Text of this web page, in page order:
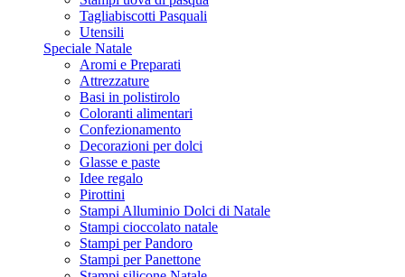
Tagliabiscotti Pasquali
Utensili
Speciale Natale
Aromi e Preparati
Attrezzature
Basi in polistirolo
Coloranti alimentari
Confezionamento
Decorazioni per dolci
Glasse e paste
Idee regalo
Pirottini
Stampi Alluminio Dolci di Natale
Stampi cioccolato natale
Stampi per Pandoro
Stampi per Panettone